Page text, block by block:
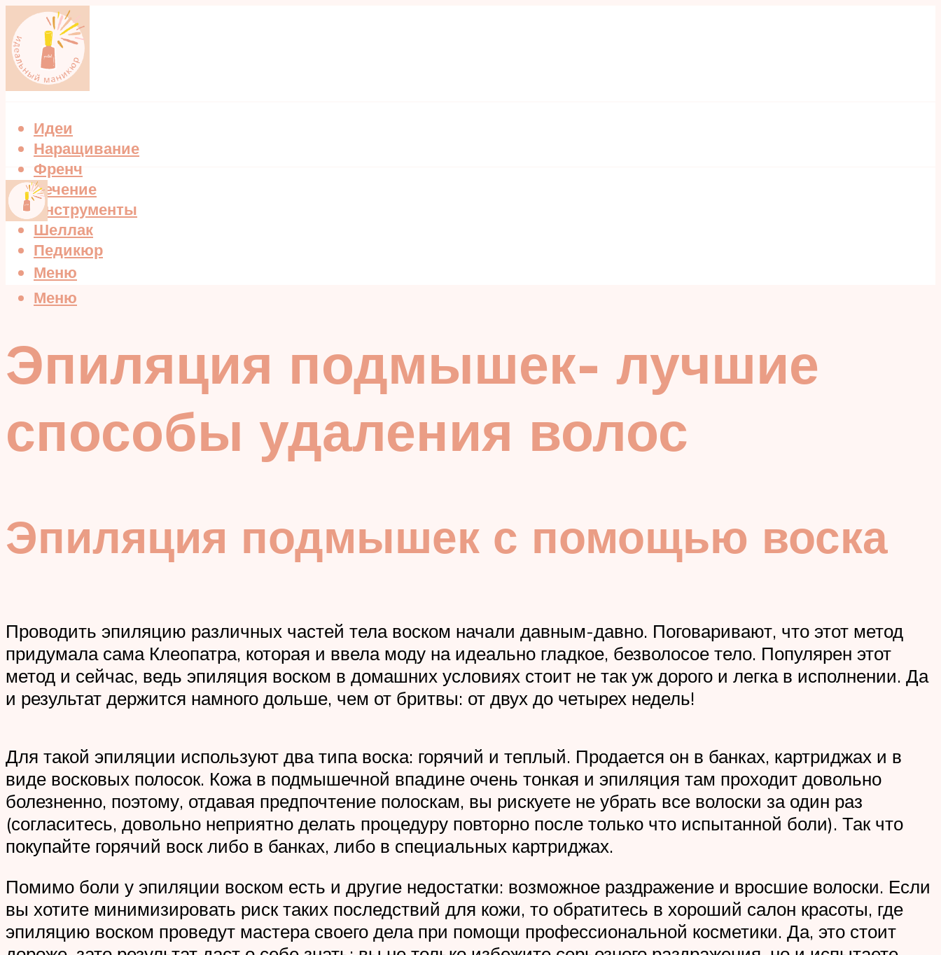
Идеи
Наращивание
Френч
Лечение
Инструменты
Шеллак
Педикюр
Меню
Меню
Эпиляция подмышек- лучшие
способы удаления волос
Эпиляция подмышек с помощью воска
Проводить эпиляцию различных частей тела воском начали давным-давно. Поговаривают, что этот метод
придумала сама Клеопатра, которая и ввела моду на идеально гладкое, безволосое тело. Популярен этот
метод и сейчас, ведь эпиляция воском в домашних условиях стоит не так уж дорого и легка в исполнении. Да
и результат держится намного дольше, чем от бритвы: от двух до четырех недель!
Для такой эпиляции используют два типа воска: горячий и теплый. Продается он в банках, картриджах и в
виде восковых полосок. Кожа в подмышечной впадине очень тонкая и эпиляция там проходит довольно
болезненно, поэтому, отдавая предпочтение полоскам, вы рискуете не убрать все волоски за один раз
(согласитесь, довольно неприятно делать процедуру повторно после только что испытанной боли). Так что
покупайте горячий воск либо в банках, либо в специальных картриджах.
Помимо боли у эпиляции воском есть и другие недостатки: возможное раздражение и вросшие волоски. Если
вы хотите минимизировать риск таких последствий для кожи, то обратитесь в хороший салон красоты, где
эпиляцию воском проведут мастера своего дела при помощи профессиональной косметики. Да, это стоит